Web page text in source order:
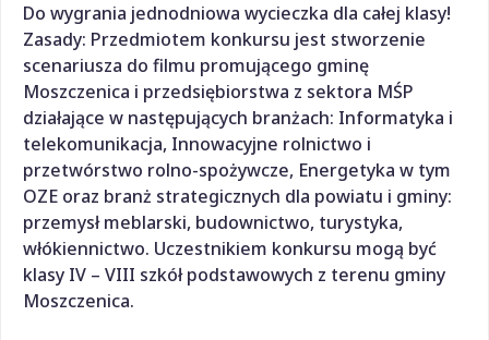
Do wygrania jednodniowa wycieczka dla całej klasy!
Zasady: Przedmiotem konkursu jest stworzenie
scenariusza do filmu promującego gminę
Moszczenica i przedsiębiorstwa z sektora MŚP
działające w następujących branżach: Informatyka i
telekomunikacja, Innowacyjne rolnictwo i
przetwórstwo rolno-spożywcze, Energetyka w tym
OZE oraz branż strategicznych dla powiatu i gminy:
przemysł meblarski, budownictwo, turystyka,
włókiennictwo. Uczestnikiem konkursu mogą być
klasy IV – VIII szkół podstawowych z terenu gminy
Moszczenica.